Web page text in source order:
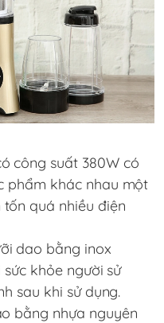
công suất 380W có
phẩm khác nhau một
quá nhiều điện
dao bằng inox
khỏe người sử
sau khi sử dụng.
bằng nhựa nguyên